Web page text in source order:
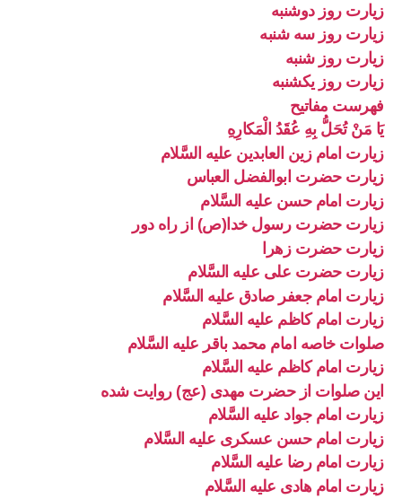
زیارت روز دوشنبه
زیارت روز سه شنبه
زیارت روز شنبه
زیارت روز یکشنبه
فهرست مفاتیح
يَا مَنْ تُحَلُّ بِهِ عُقَدُ الْمَكارِهِ
زیارت امام زین العابدین علیه السَّلام
زیارت حضرت ابوالفضل العباس
زیارت امام حسن علیه السَّلام
زیارت حضرت رسول خدا(ص) از راه دور
زیارت حضرت زهرا
زیارت حضرت علی علیه السَّلام
زیارت امام جعفر صادق علیه السَّلام
زیارت امام کاظم علیه السَّلام
صلوات خاصه امام محمد باقر علیه السَّلام
زیارت امام کاظم علیه السَّلام
این صلوات از حضرت مهدی (عج) روایت شده
زیارت امام جواد علیه السَّلام
زیارت امام حسن عسکری علیه السَّلام
زیارت امام رضا علیه السَّلام
زیارت امام هادی علیه السَّلام